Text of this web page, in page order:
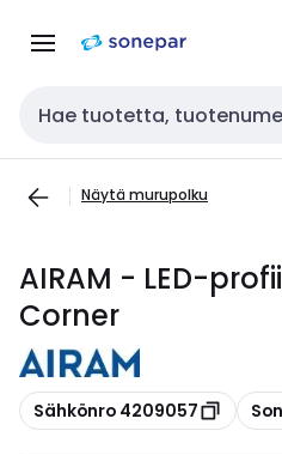
navigointiinsisältöön
Haku
Näytä murupolku
AIRAM - LED-
Corner
Kopioi
Sähkönro 4209057